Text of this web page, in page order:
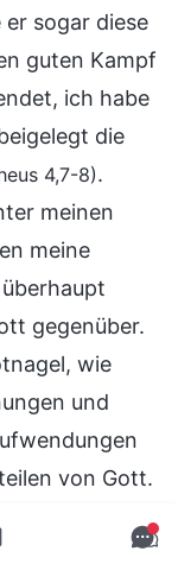
sogar diese
guten Kampf
ich habe
die
4,7-8).
meinen
meine
gegenüber.
wie
und
von Gott.